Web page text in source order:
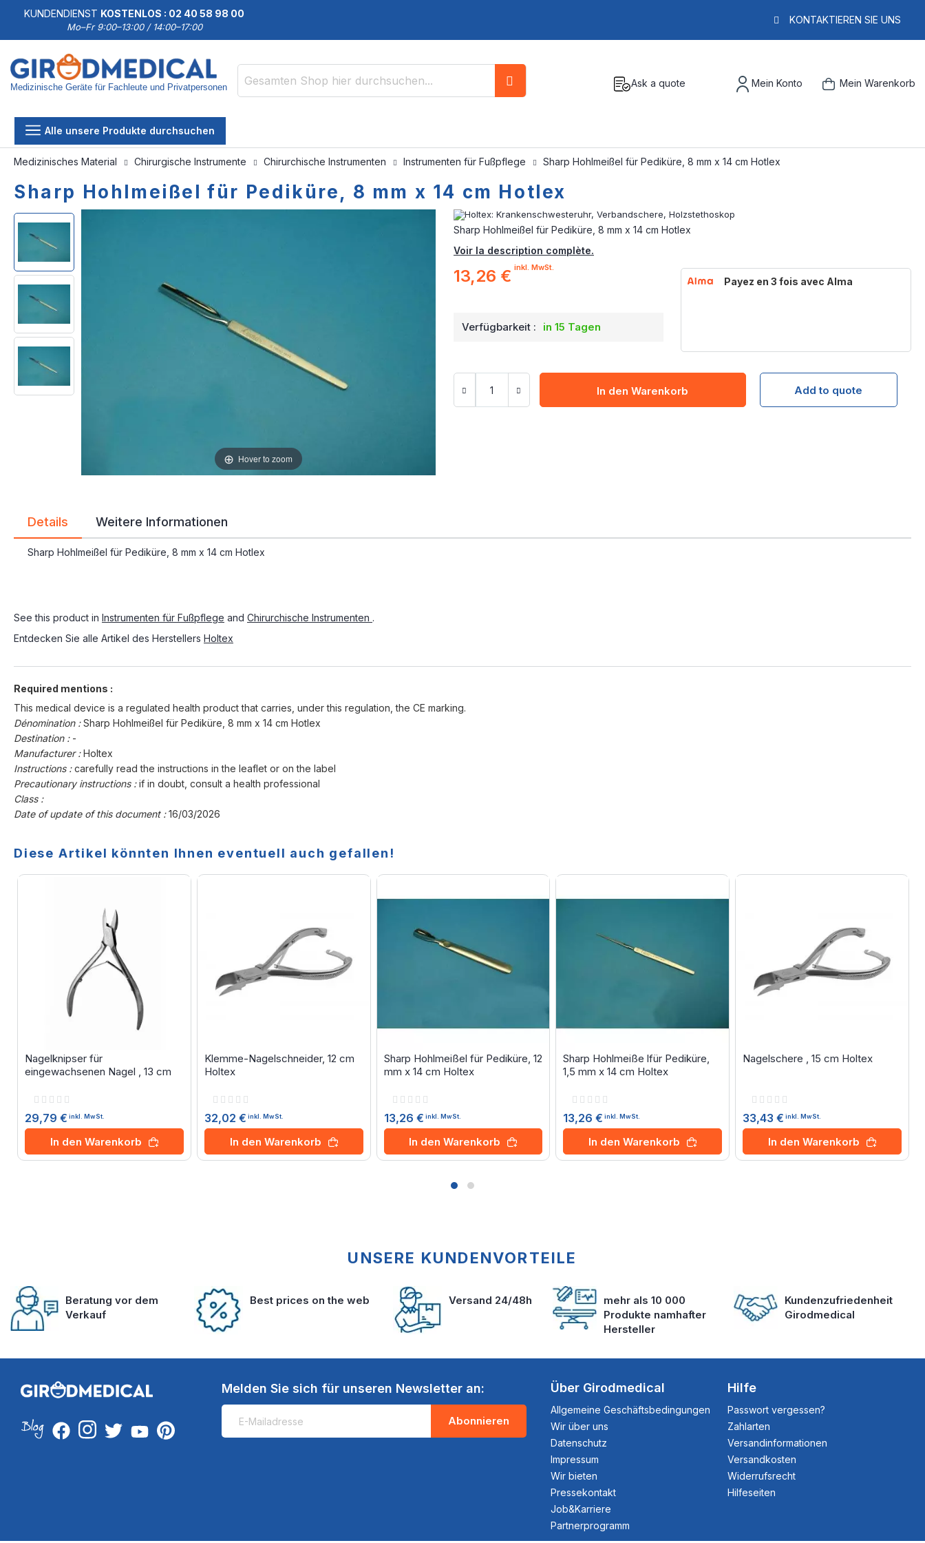
KUNDENDIENST KOSTENLOS : 02 40 58 98 00
Mo–Fr 9:00–13:00 / 14:00–17:00
KONTAKTIEREN SIE UNS
Medizinische Geräte für Fachleute und Privatpersonen Ask a quote Mein Konto Mein Warenkorb
Alle unsere Produkte durchsuchen
Medizinisches Material Chirurgische Instrumente Chirurchische Instrumenten Instrumenten für Fußpflege Sharp Hohlmeißel für Pediküre, 8 mm x 14 cm Hotlex
Sharp Hohlmeißel für Pediküre, 8 mm x 14 cm Hotlex
Sharp Hohlmeißel für Pediküre, 8 mm x 14 cm Hotlex
Voir la description complète.
13,26 € inkl. MwSt.
Verfügbarkeit : in 15 Tagen
Payez en 3 fois avec Alma
In den Warenkorb Add to quote
Zum
springen
Zum
springen
Hover to zoom
Details
Sharp Hohlmeißel für Pediküre, 8 mm x 14 cm Hotlex
Weitere Informationen
See this product in Instrumenten für Fußpflege and Chirurchische Instrumenten .
Entdecken Sie alle Artikel des Herstellers Holtex
Required mentions :
This medical device is a regulated health product that carries, under this regulation, the CE marking.
Dénomination :Sharp Hohlmeißel für Pediküre, 8 mm x 14 cm Hotlex
Destination : -
Manufacturer :Holtex
Instructions :carefully read the instructions in the leaflet or on the label
Precautionary instructions :if in doubt, consult a health professional
Class :
Date of update of this document :16/03/2026
Diese Artikel könnten Ihnen eventuell auch gefallen!
Nagelknipser für
eingewachsenen Nagel , 13 cm
Rating:
29,79 € inkl. MwSt.
In den Warenkorb
Klemme-Nagelschneider, 12 cm
Holtex
Rating:
32,02 € inkl. MwSt.
In den Warenkorb
Sharp Hohlmeißel für Pediküre, 12
mm x 14 cm Holtex
Rating:
13,26 € inkl. MwSt.
In den Warenkorb
Sharp Hohlmeiße lfür Pediküre,
1,5 mm x 14 cm Holtex
Rating:
13,26 € inkl. MwSt.
In den Warenkorb
Nagelschere , 15 cm Holtex
Rating:
33,43 € inkl. MwSt.
In den Warenkorb
UNSERE KUNDENVORTEILE
Beratung vor dem
Verkauf
Best prices on the web Versand 24/48h
mehr als 10 000
Produkte namhafter
Hersteller
Kundenzufriedenheit
Girodmedical
Melden Sie sich für unseren Newsletter an:
Abonnieren
Über Girodmedical
Allgemeine Geschäftsbedingungen
Wir über uns
Datenschutz
Impressum
Wir bieten
Pressekontakt
Job&Karriere
Partnerprogramm
Hilfe
Passwort vergessen?
Zahlarten
Versandinformationen
Versandkosten
Widerrufsrecht
Hilfeseiten